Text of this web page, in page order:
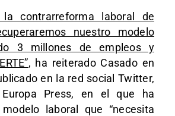
la contrarreforma laboral de
nuestro modelo
3 millones de empleos y
, ha reiterado Casado en
en la red social Twitter,
Press, en el que ha
laboral que “necesita